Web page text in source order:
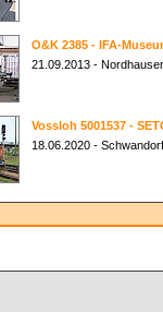
O&K 2385 - IFA-
21.09.2013 -
Vossloh 5001537 -
18.06.2020 - Schwandorf